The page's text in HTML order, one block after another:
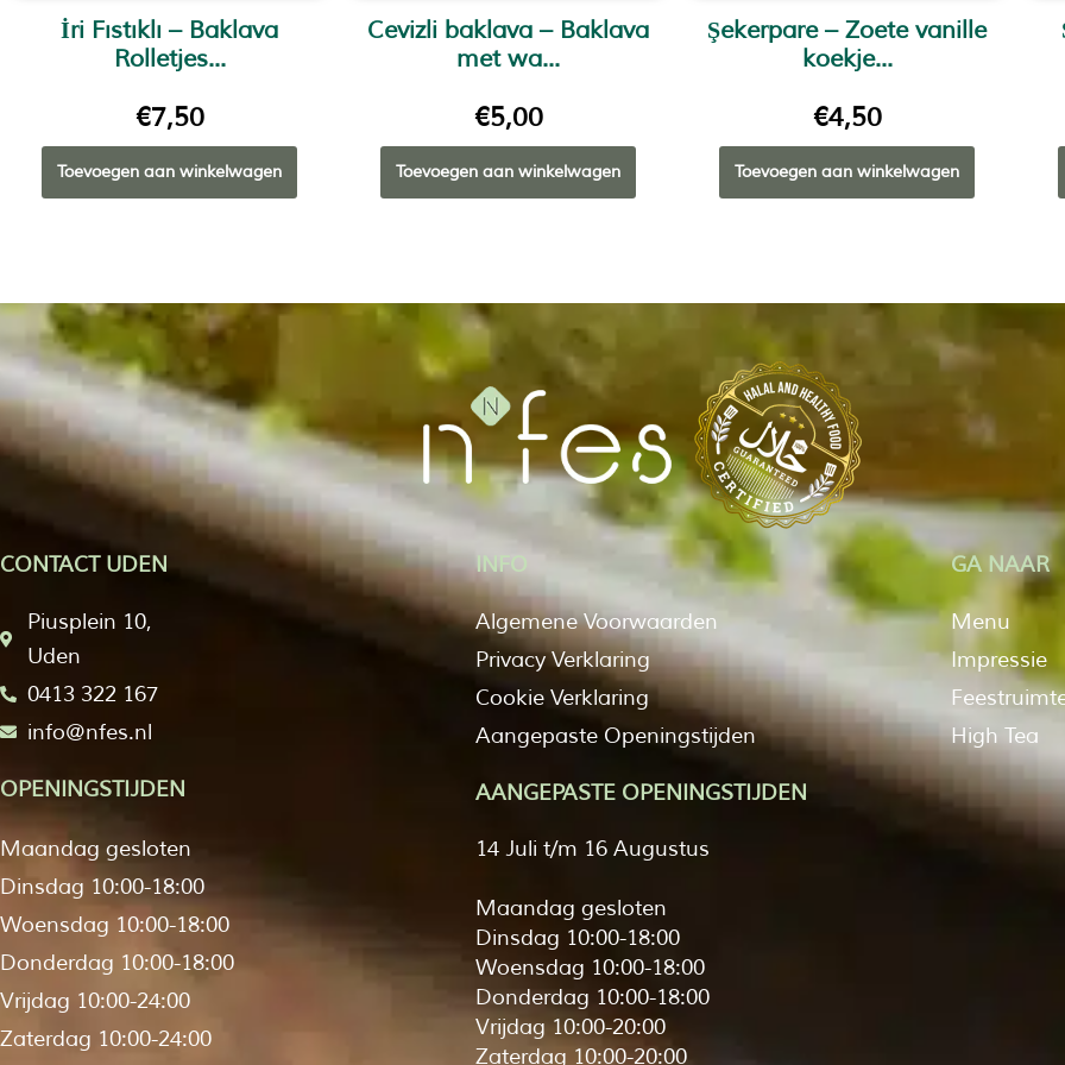
İri Fıstıklı – Baklava
Rolletjes...
€7,50
Toevoegen aan winkelwagen
Cevizli baklava – Baklava
met wa...
€5,00
Toevoegen aan winkelwagen
Şekerpare – Zoete vanille
koekje...
€4,50
Toevoegen aan winkelwagen
CONTACT UDEN
Piusplein 10,
Uden
0413 322 167
info@nfes.nl
OPENINGSTIJDEN
Maandag gesloten
Dinsdag 10:00-18:00
Woensdag 10:00-18:00
Donderdag 10:00-18:00
Vrijdag 10:00-24:00
Zaterdag 10:00-24:00
INFO
Algemene Voorwaarden
Privacy Verklaring
Cookie Verklaring
Aangepaste Openingstijden
AANGEPASTE OPENINGSTIJDEN
14 Juli t/m 16 Augustus
Maandag gesloten
Dinsdag 10:00-18:00
Woensdag 10:00-18:00
Donderdag 10:00-18:00
Vrijdag 10:00-20:00
Zaterdag 10:00-20:00
GA NAAR
Menu
Impressie
High Tea